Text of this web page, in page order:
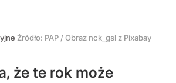
Źródło: PAP /Obraz nck_gsl z Pixabay
że te rok może